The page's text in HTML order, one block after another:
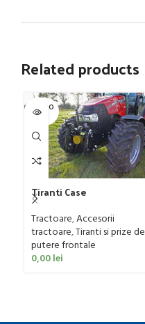
Related products
SOLD O
UT
Tiranti Case
Tractoare,Accesorii
tractoare,Tiranti si prize de
putere frontale
0,00lei